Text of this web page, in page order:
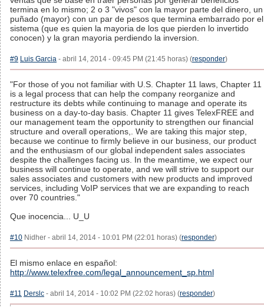
termina en lo mismo; 2 o 3 "vivos" con la mayor parte del dinero, un
puñado (mayor) con un par de pesos que termina embarrado por el
sistema (que es quien la mayoria de los que pierden lo invertido
conocen) y la gran mayoria perdiendo la inversion.
#9 Luis Garcia - abril 14, 2014 - 09:45 PM (21:45 horas) (responder)
"For those of you not familiar with U.S. Chapter 11 laws, Chapter 11
is a legal process that can help the company reorganize and
restructure its debts while continuing to manage and operate its
business on a day-to-day basis. Chapter 11 gives TelexFREE and
our management team the opportunity to strengthen our financial
structure and overall operations,. We are taking this major step,
because we continue to firmly believe in our business, our product
and the enthusiasm of our global independent sales associates
despite the challenges facing us. In the meantime, we expect our
business will continue to operate, and we will strive to support our
sales associates and customers with new products and improved
services, including VoIP services that we are expanding to reach
over 70 countries."
Que inocencia... U_U
#10 Nidher - abril 14, 2014 - 10:01 PM (22:01 horas) (responder)
El mismo enlace en español:
http://www.telexfree.com/legal_announcement_sp.html
#11 Derslc - abril 14, 2014 - 10:02 PM (22:02 horas) (responder)